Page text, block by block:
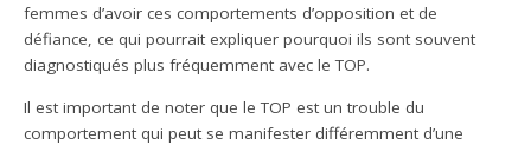
femmes d’avoir ces comportements d’opposition et de
défiance, ce qui pourrait expliquer pourquoi ils sont souvent
diagnostiqués plus fréquemment avec le TOP.
Il est important de noter que le TOP est un trouble du
comportement qui peut se manifester différemment d’une